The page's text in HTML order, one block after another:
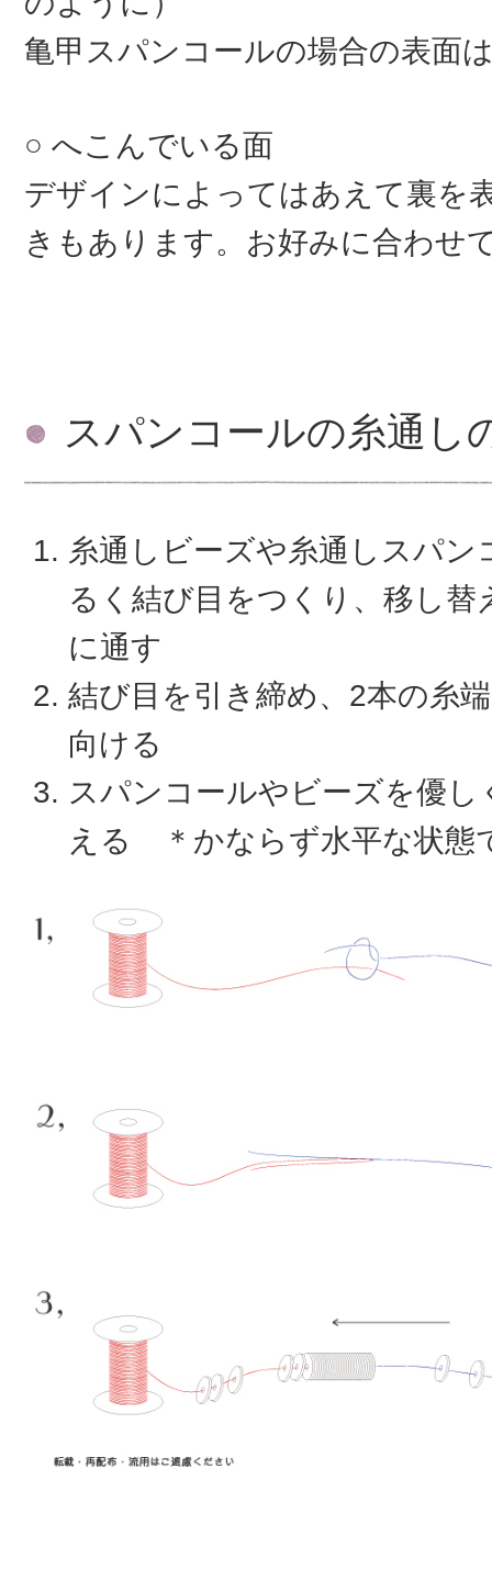
亀甲スパンコールの場合の表面
へこんでいる面
デザインによってはあえて裏を
きもあります。お好みに合わせ
スパンコールの糸通し
糸通しビーズや糸通しスパン
るく結び目をつくり、移し替
に通す
結び目を引き締め、2本の糸
向ける
スパンコールやビーズを優し
える ＊かならず水平な状態